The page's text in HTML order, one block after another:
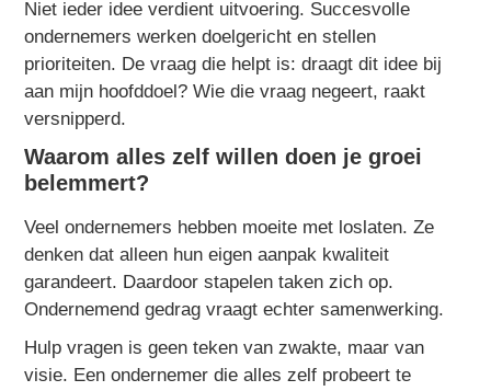
Niet ieder idee verdient uitvoering. Succesvolle
ondernemers werken doelgericht en stellen
prioriteiten. De vraag die helpt is: draagt dit idee bij
aan mijn hoofddoel? Wie die vraag negeert, raakt
versnipperd.
Waarom alles zelf willen doen je groei
belemmert?
Veel ondernemers hebben moeite met loslaten. Ze
denken dat alleen hun eigen aanpak kwaliteit
garandeert. Daardoor stapelen taken zich op.
Ondernemend gedrag vraagt echter samenwerking.
Hulp vragen is geen teken van zwakte, maar van
visie. Een ondernemer die alles zelf probeert te